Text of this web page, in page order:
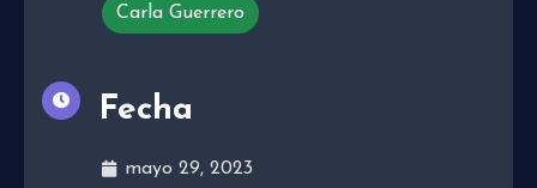
Carla Guerrero
Fecha
mayo 29, 2023